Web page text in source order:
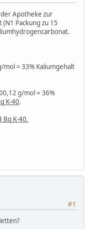
Apotheke zur
Packung zu 15
mol = 33% Kaliumgehalt
g/mol = 36%
K-40.
Bq K-40.
#1